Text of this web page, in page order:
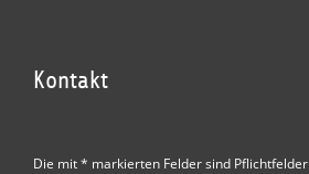
Kontakt
Die mit * markierten Felder sind Pflichtfelder